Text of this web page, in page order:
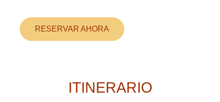
RESERVAR AHORA
ITINERARIO